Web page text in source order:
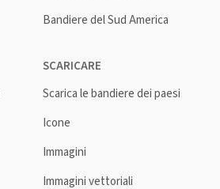
Bandiere del Sud America
SCARICARE
Scarica le bandiere dei paesi
Icone
Immagini
Immagini vettoriali